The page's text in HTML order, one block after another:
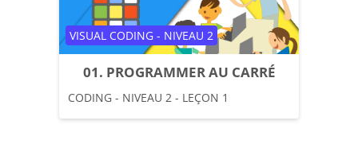
01. PROGRAMMER AU CARRÉ
Catégorie de cours
VISUAL CODING - NIVEAU 2
CODING - NIVEAU 2 - LEÇON 1